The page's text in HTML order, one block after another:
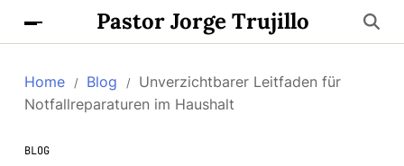
Pastor Jorge Trujillo
Home Blog
Unverzichtbarer Leitfaden für
Notfallreparaturen im Haushalt
BLOG